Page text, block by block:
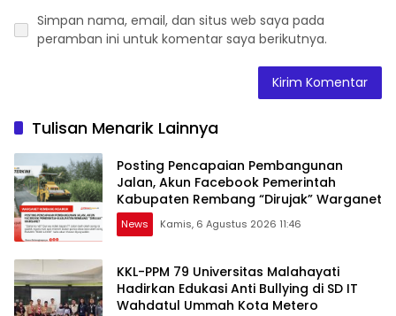
Simpan nama, email, dan situs web saya pada
peramban ini untuk komentar saya berikutnya.
Tulisan Menarik Lainnya
Posting Pencapaian Pembangunan
Jalan, Akun Facebook Pemerintah
Kabupaten Rembang “Dirujak” Warganet
News Kamis, 6 Agustus 2026 11:46
KKL-PPM 79 Universitas Malahayati
Hadirkan Edukasi Anti Bullying di SD IT
Wahdatul Ummah Kota Metero